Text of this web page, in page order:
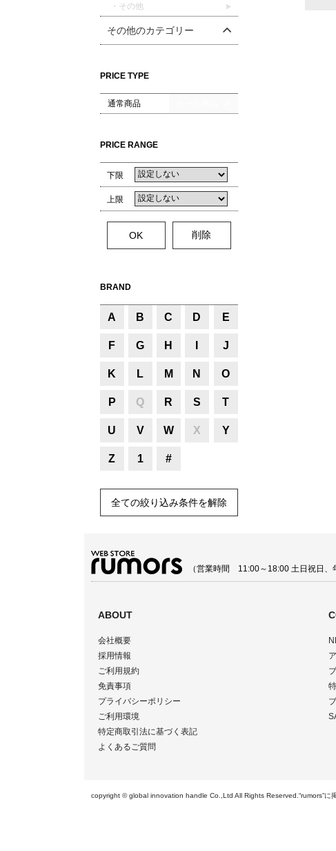
・その他
その他のカテゴリー
PRICE TYPE
通常商品
PRICE RANGE
下限
上限
BRAND
A B C D E
F G H J
K L M N O
P Q R S T
U V W X Y
Z 1 #
全ての絞り込み条件を解除
（営業時間 11:00～18:00 土日祝日、
ABOUT
会社概要
採用情報
ご利用規約
免責事項
プライバシーポリシー
ご利用環境
特定商取引法に基づく表記
よくあるご質問
copyright © global innovation handle Co.,Ltd All Rights Reserved.“rumors”に